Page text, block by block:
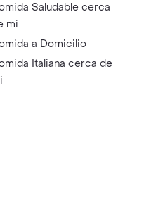
Saludable cerca
mi
a Domicilio
Italiana cerca de